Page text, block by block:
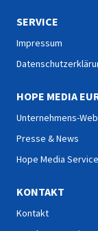
SERVICE
Impressum
HOPE MEDIA
Unternehmens-
Presse & News
Hope Media
KONTAKT
Kontakt